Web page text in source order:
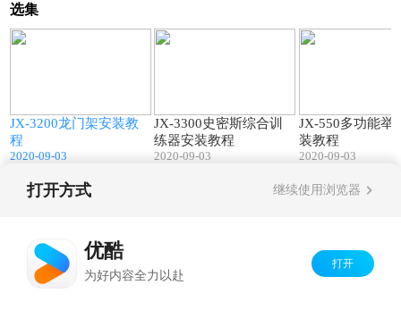
选集
JX-3200龙门架安装教
程
2020-09-03
JX-3300史密斯综合训
练器安装教程
2020-09-03
JX-550多功能举
装教程
2020-09-03
打开方式 继续使用浏览器
优酷
为好内容全力以赴
打开